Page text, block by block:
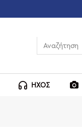
ΗΧΟΣ